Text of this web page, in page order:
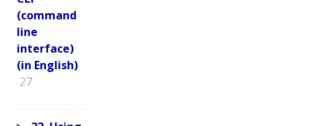
(command
line
interface)
(in English)
27